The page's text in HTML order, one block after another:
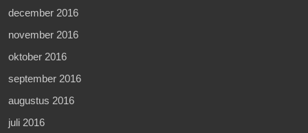
december 2016
november 2016
oktober 2016
september 2016
augustus 2016
juli 2016